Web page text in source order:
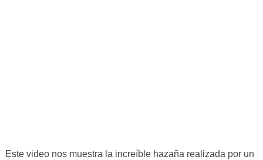
Este video nos muestra la increíble hazaña realizada por un